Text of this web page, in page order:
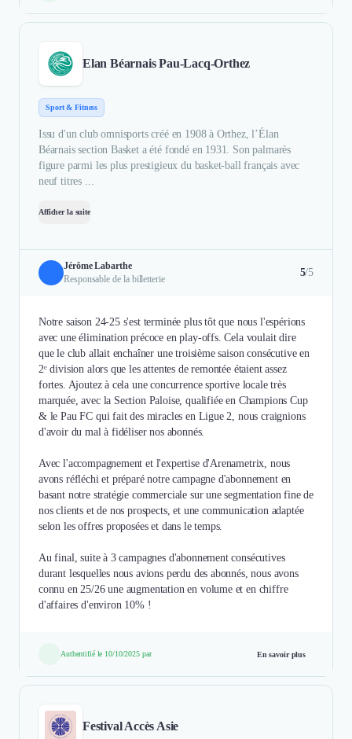
Elan Béarnais Pau-Lacq-Orthez
Sport & Fitness
Issu d'un club omnisports créé en 1908 à Orthez, l’Élan
Béarnais section Basket a été fondé en 1931. Son palmarès
figure parmi les plus prestigieux du basket-ball français avec
neuf titres ...
Afficher la suite
Jérôme Labarthe
Responsable de la billetterie
5/5
Notre saison 24-25 s'est terminée plus tôt que nous l'espérions
avec une élimination précoce en play-offs. Cela voulait dire
que le club allait enchaîner une troisième saison consécutive en
2ᵉ division alors que les attentes de remontée étaient assez
fortes. Ajoutez à cela une concurrence sportive locale très
marquée, avec la Section Paloise, qualifiée en Champions Cup
& le Pau FC qui fait des miracles en Ligue 2, nous craignions
d'avoir du mal à fidéliser nos abonnés.
Avec l'accompagnement et l'expertise d'Arenametrix, nous
avons réfléchi et préparé notre campagne d'abonnement en
basant notre stratégie commerciale sur une segmentation fine de
nos clients et de nos prospects, et une communication adaptée
selon les offres proposées et dans le temps.
Au final, suite à 3 campagnes d'abonnement consécutives
durant lesquelles nous avions perdu des abonnés, nous avons
connu en 25/26 une augmentation en volume et en chiffre
Authentifié le 10/10/2025 par En savoir plus
Festival Accès Asie